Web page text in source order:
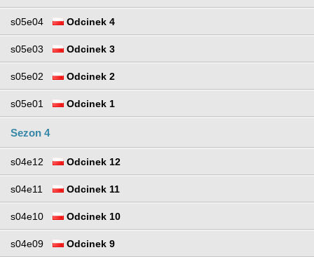
s05e04 Odcinek 4
s05e03 Odcinek 3
s05e02 Odcinek 2
s05e01 Odcinek 1
Sezon 4
s04e12 Odcinek 12
s04e11 Odcinek 11
s04e10 Odcinek 10
s04e09 Odcinek 9